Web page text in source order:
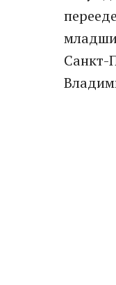
Санкт-